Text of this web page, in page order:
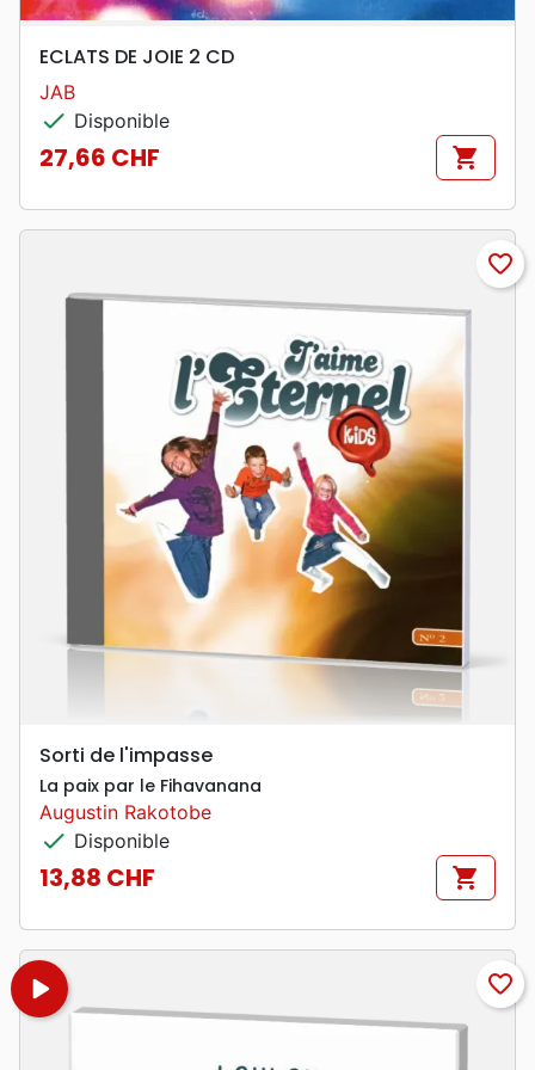
ECLATS DE JOIE 2 CD
JAB
check Disponible
Prix
27,66 CHF shopping_cart
favorite_border
Sorti de l'impasse
La paix par le Fihavanana
Augustin Rakotobe
check Disponible
Prix
13,88 CHF shopping_cart
play_arrow favorite_border